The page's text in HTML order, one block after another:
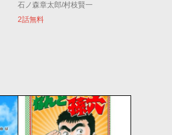
石ノ森章太郎/村枝賢一
2話無料